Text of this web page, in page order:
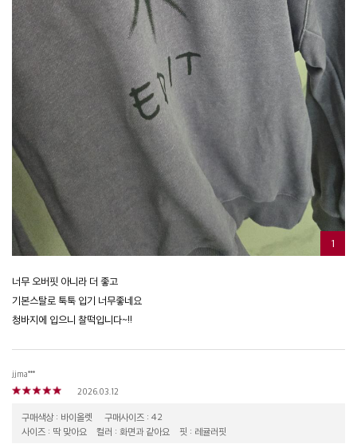
1
너무 오버핏 아니라 더 좋고
기본스탈로 툭툭 입기 너무좋네요
청바지에 입으니 찰떡입니다~!!
jjma***
2026.03.12
구매색상 : 바이올렛
구매사이즈 : 42
사이즈 : 딱 맞아요
컬러 : 화면과 같아요 핏 : 레귤러핏